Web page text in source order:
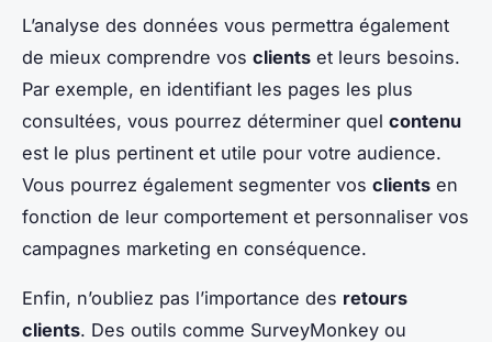
L’analyse des données vous permettra également
de mieux comprendre vos clients et leurs besoins.
Par exemple, en identifiant les pages les plus
consultées, vous pourrez déterminer quel contenu
est le plus pertinent et utile pour votre audience.
Vous pourrez également segmenter vos clients en
fonction de leur comportement et personnaliser vos
campagnes marketing en conséquence.
Enfin, n’oubliez pas l’importance des retours
clients. Des outils comme SurveyMonkey ou